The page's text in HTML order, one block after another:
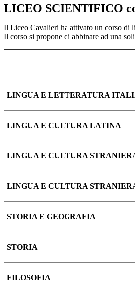
LICEO SCIENTIFICO
Il Liceo Cavalieri ha attivato un corso di
Il corso si propone di abbinare ad una
LINGUA E LETTERATURA
LINGUA E CULTURA LATINA
LINGUA E CULTURA
LINGUA E CULTURA
STORIA E GEOGRAFIA
STORIA
FILOSOFIA